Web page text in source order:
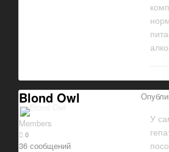
Blond Owl
Members
0
36 сообщений
У